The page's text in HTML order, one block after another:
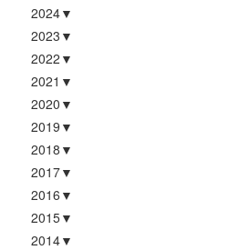
2024
2023
2022
2021
2020
2019
2018
2017
2016
2015
2014